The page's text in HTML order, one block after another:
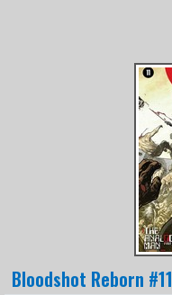
Bloodshot Reborn #11